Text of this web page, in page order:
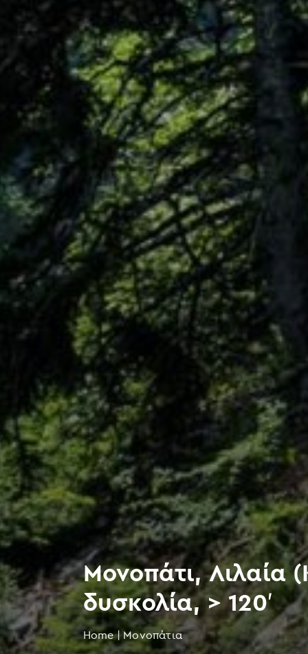
Μονοπάτι, Λιλαία
δυσκολία, > 120′
Home| Μονοπάτια